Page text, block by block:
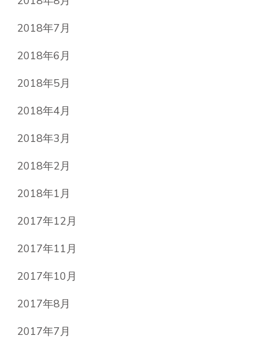
2018年7月
2018年6月
2018年5月
2018年4月
2018年3月
2018年2月
2018年1月
2017年12月
2017年11月
2017年10月
2017年8月
2017年7月